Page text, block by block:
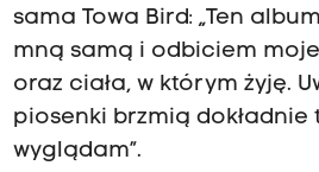
sama Towa Bird: „Ten
mną samą i odbiciem
oraz ciała, w którym żyję.
piosenki brzmią dokładnie
wyglądam”.